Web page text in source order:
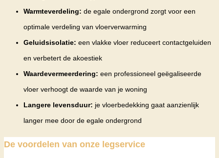
Warmteverdeling: de egale ondergrond zorgt voor een
optimale verdeling van vloerverwarming
Geluidsisolatie: een vlakke vloer reduceert contactgeluiden
en verbetert de akoestiek
Waardevermeerdering: een professioneel geëgaliseerde
vloer verhoogt de waarde van je woning
Langere levensduur: je vloerbedekking gaat aanzienlijk
langer mee door de egale ondergrond
De voordelen van onze legservice